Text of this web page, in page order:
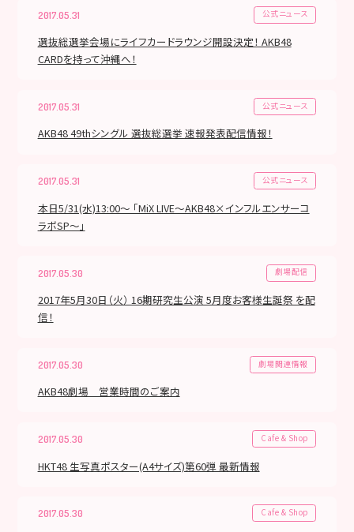
2017.05.31 公式ニュース
選抜総選挙会場にライフカードラウンジ開設決定！ AKB48
CARDを持って沖縄へ！
2017.05.31 公式ニュース
AKB48 49thシングル 選抜総選挙 速報発表配信情報！
2017.05.31 公式ニュース
本日5/31(水)13:00～ 「MiX LIVE〜AKB48×インフルエンサーコ
ラボSP〜」
2017.05.30 劇場配信
2017年5月30日（火） 16期研究生公演 5月度お客様生誕祭 を配
信！
2017.05.30 劇場関連情報
AKB48劇場 営業時間のご案内
2017.05.30 Cafe & Shop
HKT48 生写真ポスター(A4サイズ)第60弾 最新情報
2017.05.30 Cafe & Shop